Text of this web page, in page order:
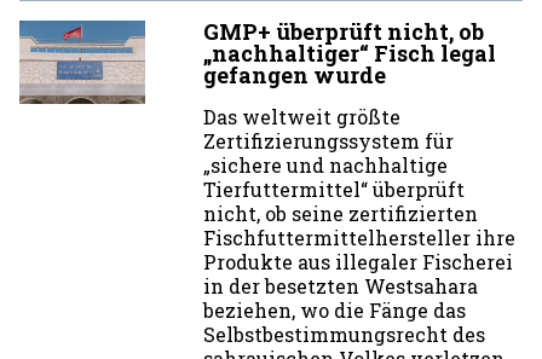
GMP+ überprüft nicht, ob
„nachhaltiger“ Fisch legal
gefangen wurde
Das weltweit größte
Zertifizierungssystem für
„sichere und nachhaltige
Tierfuttermittel“ überprüft
nicht, ob seine zertifizierten
Fischfuttermittelhersteller ihre
Produkte aus illegaler Fischerei
in der besetzten Westsahara
beziehen, wo die Fänge das
Selbstbestimmungsrecht des